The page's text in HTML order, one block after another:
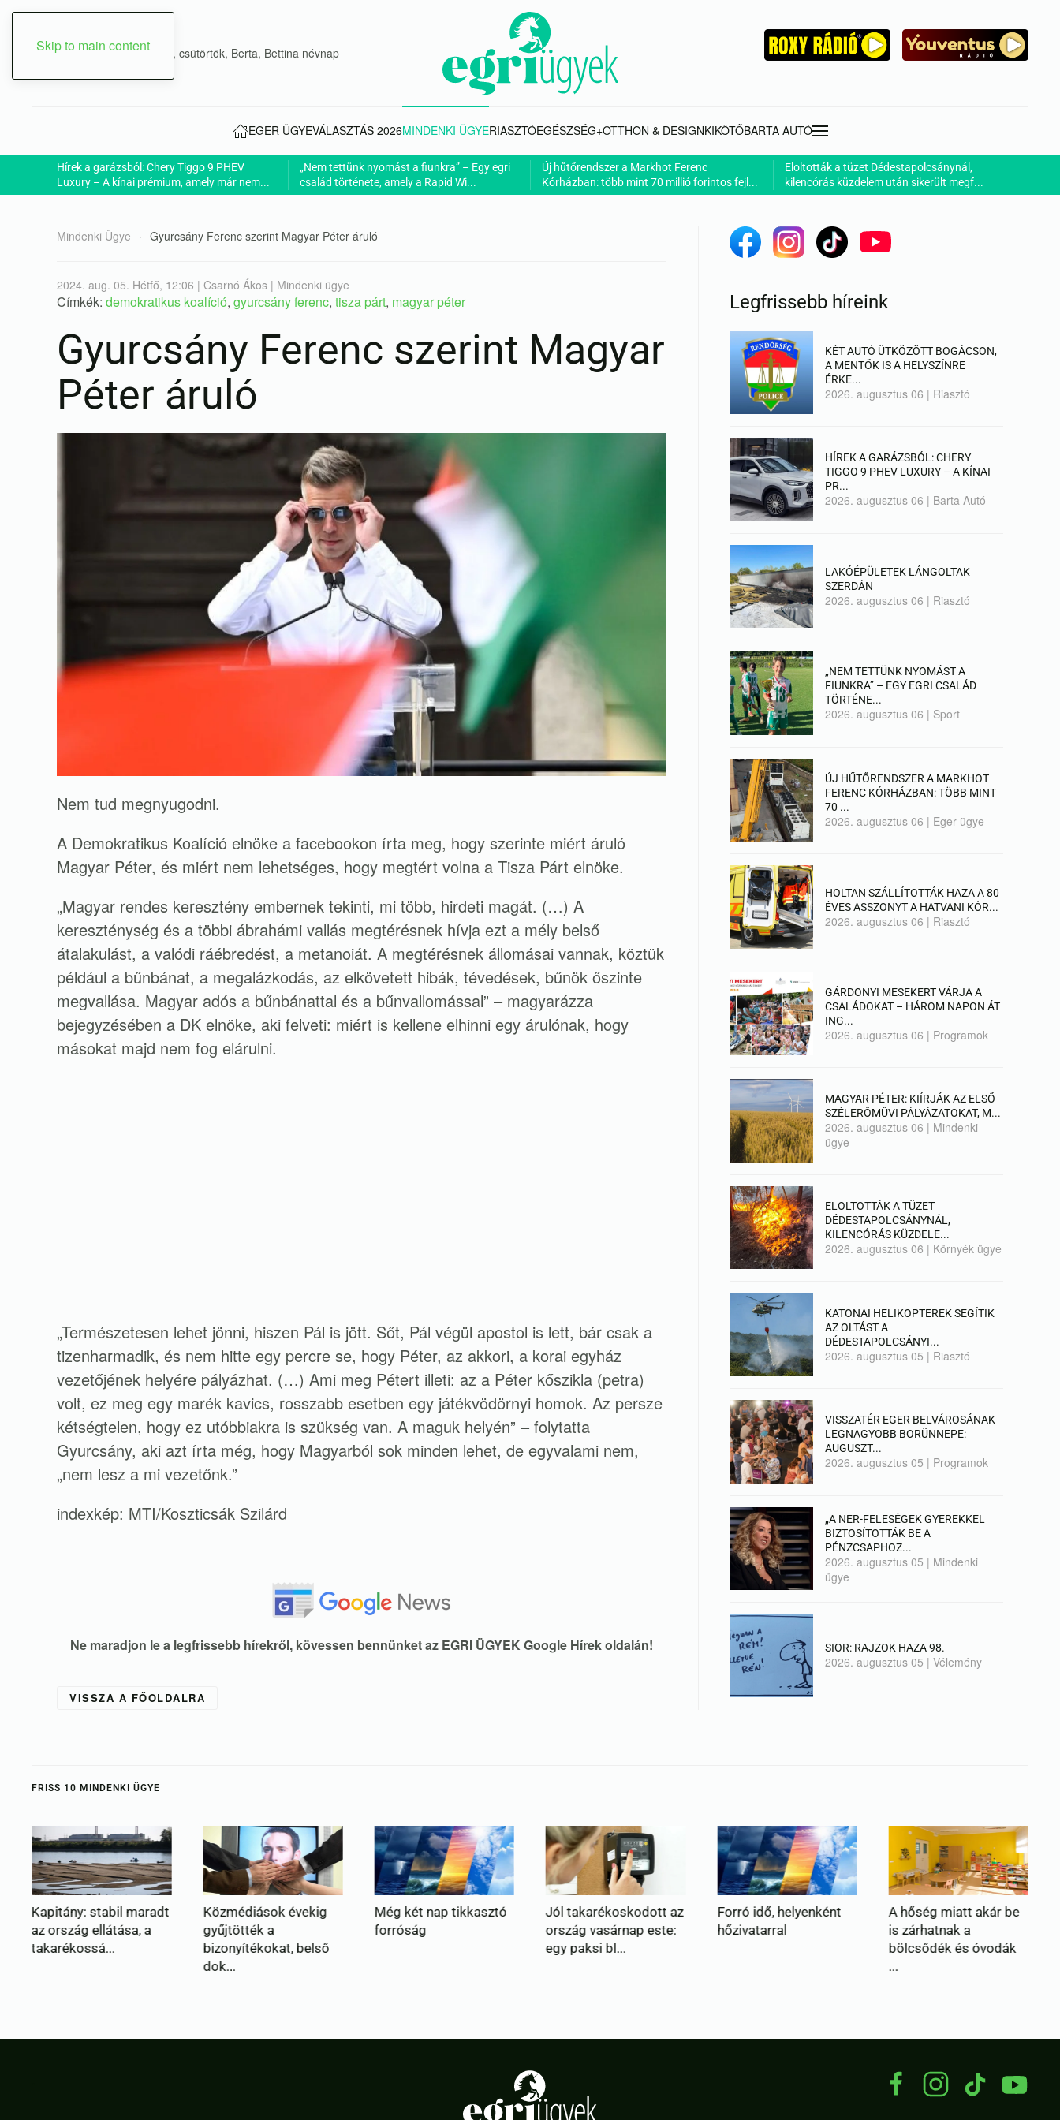
Skip to main content
2026. augusztus 06., csütörtök, Berta, Bettina névnap
EGER ÜGYEVÁLASZTÁS 2026MINDENKI ÜGYERIASZTÓEGÉSZSÉG+OTTHON & DESIGNKIKÖTŐBARTA AUTÓ
Hírek a garázsból: Chery Tiggo 9 PHEV
Luxury – A kínai prémium, amely már nem...
„Nem tettünk nyomást a fiunkra” – Egy egri
család története, amely a Rapid Wi...
Új hűtőrendszer a Markhot Ferenc
Kórházban: több mint 70 millió forintos fejl...
Eloltották a tüzet Dédestapolcsánynál,
kilencórás küzdelem után sikerült megf...
Mindenki Ügye Gyurcsány Ferenc szerint Magyar Péter áruló
2024. aug. 05. Hétfő, 12:06 | Csarnó Ákos | Mindenki ügye
Címkék: demokratikus koalíció, gyurcsány ferenc, tisza párt, magyar péter
Gyurcsány Ferenc szerint Magyar
Péter áruló
Nem tud megnyugodni.
A Demokratikus Koalíció elnöke a facebookon írta meg, hogy szerinte miért áruló
Magyar Péter, és miért nem lehetséges, hogy megtért volna a Tisza Párt elnöke.
„Magyar rendes keresztény embernek tekinti, mi több, hirdeti magát. (…) A
kereszténység és a többi ábrahámi vallás megtérésnek hívja ezt a mély belső
átalakulást, a valódi ráébredést, a metanoiát. A megtérésnek állomásai vannak, köztük
például a bűnbánat, a megalázkodás, az elkövetett hibák, tévedések, bűnök őszinte
megvallása. Magyar adós a bűnbánattal és a bűnvallomással” – magyarázza
bejegyzésében a DK elnöke, aki felveti: miért is kellene elhinni egy árulónak, hogy
másokat majd nem fog elárulni.
„Természetesen lehet jönni, hiszen Pál is jött. Sőt, Pál végül apostol is lett, bár csak a
tizenharmadik, és nem hitte egy percre se, hogy Péter, az akkori, a korai egyház
vezetőjének helyére pályázhat. (…) Ami meg Pétert illeti: az a Péter kőszikla (petra)
volt, ez meg egy marék kavics, rosszabb esetben egy játékvödörnyi homok. Az persze
kétségtelen, hogy ez utóbbiakra is szükség van. A maguk helyén” – folytatta
Gyurcsány, aki azt írta még, hogy Magyarból sok minden lehet, de egyvalami nem,
„nem lesz a mi vezetőnk.”
indexkép: MTI/Koszticsák Szilárd
Ne maradjon le a legfrissebb hírekről, kövessen bennünket az EGRI ÜGYEK Google Hírek oldalán!
VISSZA A FŐOLDALRA
Legfrissebb híreink
KÉT AUTÓ ÜTKÖZÖTT BOGÁCSON,
A MENTŐK IS A HELYSZÍNRE
ÉRKE...
2026. augusztus 06 | Riasztó
HÍREK A GARÁZSBÓL: CHERY
TIGGO 9 PHEV LUXURY – A KÍNAI
PR...
2026. augusztus 06 | Barta Autó
LAKÓÉPÜLETEK LÁNGOLTAK
SZERDÁN
2026. augusztus 06 | Riasztó
„NEM TETTÜNK NYOMÁST A
FIUNKRA” – EGY EGRI CSALÁD
TÖRTÉNE...
2026. augusztus 06 | Sport
ÚJ HŰTŐRENDSZER A MARKHOT
FERENC KÓRHÁZBAN: TÖBB MINT
70 ...
2026. augusztus 06 | Eger ügye
HOLTAN SZÁLLÍTOTTÁK HAZA A 80
ÉVES ASSZONYT A HATVANI KÓR...
2026. augusztus 06 | Riasztó
GÁRDONYI MESEKERT VÁRJA A
CSALÁDOKAT – HÁROM NAPON ÁT
ING...
2026. augusztus 06 | Programok
MAGYAR PÉTER: KIÍRJÁK AZ ELSŐ
SZÉLERŐMŰVI PÁLYÁZATOKAT, M...
2026. augusztus 06 | Mindenki
ügye
ELOLTOTTÁK A TÜZET
DÉDESTAPOLCSÁNYNÁL,
KILENCÓRÁS KÜZDELE...
2026. augusztus 06 | Környék ügye
KATONAI HELIKOPTEREK SEGÍTIK
AZ OLTÁST A
DÉDESTAPOLCSÁNYI...
2026. augusztus 05 | Riasztó
VISSZATÉR EGER BELVÁROSÁNAK
LEGNAGYOBB BORÜNNEPE:
AUGUSZT...
2026. augusztus 05 | Programok
„A NER-FELESÉGEK GYEREKKEL
BIZTOSÍTOTTÁK BE A
PÉNZCSAPHOZ...
2026. augusztus 05 | Mindenki
ügye
SIOR: RAJZOK HAZA 98.
2026. augusztus 05 | Vélemény
FRISS 10 MINDENKI ÜGYE
Közmédiások évekig
gyűjtötték a
bizonyítékokat, belső
Még két nap tikkasztó
forróság
Jól takarékoskodott az
ország vasárnap este:
Forró idő, helyenként
hőzivatarral
A hőség miatt akár be
is zárhatnak a
Új kormányrendelet:
szankciók várnak a
nagyfogyasztókra, ...